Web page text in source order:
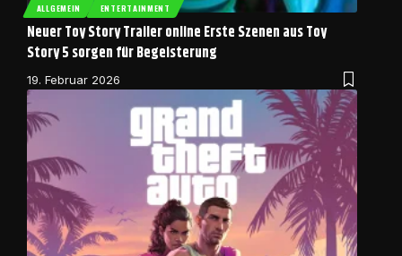
ALLGEMEIN ENTERTAINMENT
Neuer Toy Story Trailer online Erste Szenen aus Toy
Story 5 sorgen für Begeisterung
19. Februar 2026